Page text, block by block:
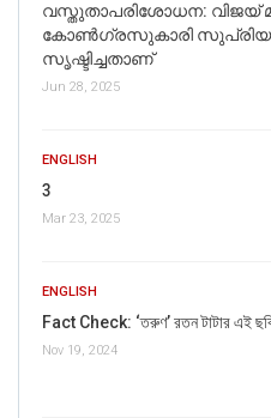
വസ്തുതാപരിശോധന:
കോൺഗ്രസുകാരി സുപ്രിയ
സൃഷ്ടിച്ചതാണ്
Jun 28, 2025
ENGLISH
3
Mar 23, 2025
ENGLISH
Fact Check: ‘তরুণ’ রতন টাটার এই
Nov 19, 2024